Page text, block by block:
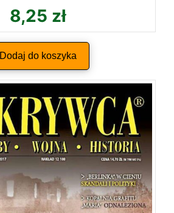
8,25 zł
Dodaj do koszyka